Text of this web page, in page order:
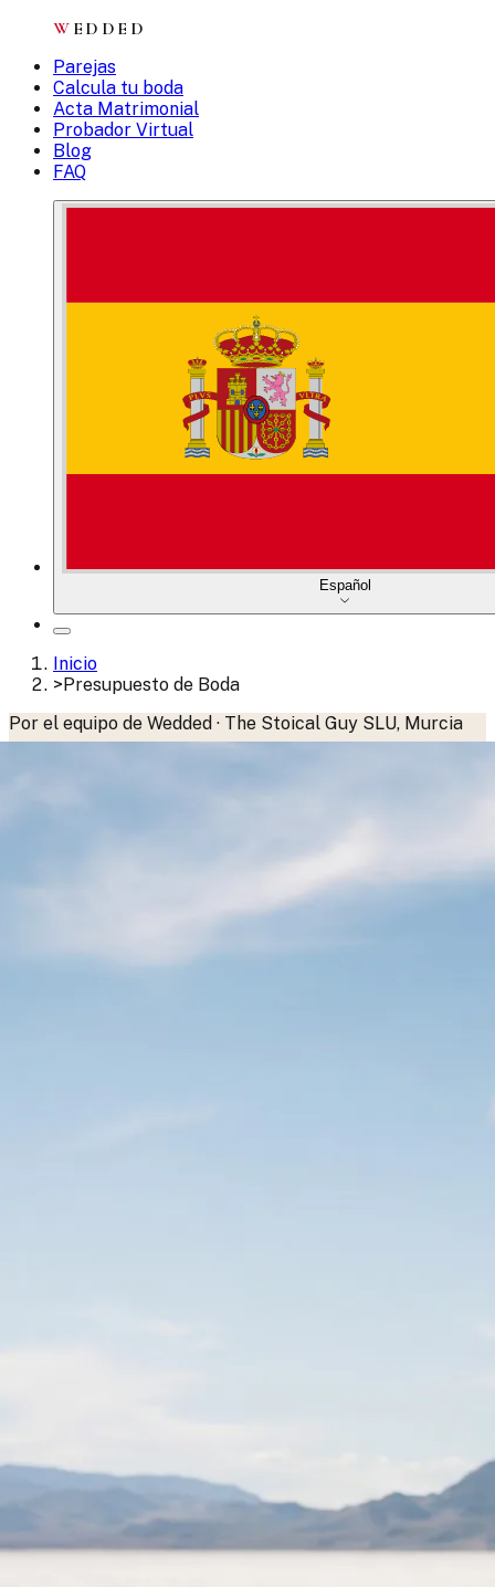
W EDDED
Parejas
Calcula tu boda
Acta Matrimonial
Probador Virtual
Blog
FAQ
Español
Inicio
> Presupuesto de Boda
Por el equipo de Wedded · The Stoical Guy SLU, Murcia